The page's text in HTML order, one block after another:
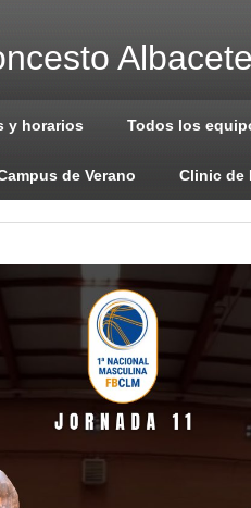
y horarios Todos los
de Verano Clinic de